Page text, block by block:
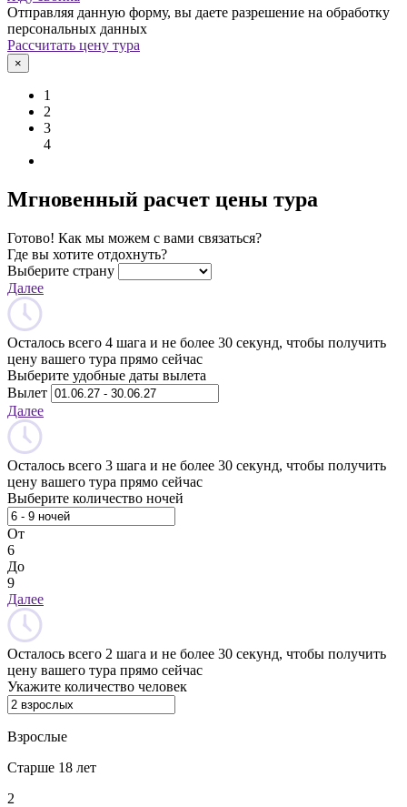
Отправляя данную форму, вы даете разрешение на обработку
персональных данных
Рассчитать цену тура
×
1
2
3
4
Мгновенный расчет цены тура
Готово! Как мы можем с вами связаться?
Где вы хотите отдохнуть?
Выберите страну
Далее
Осталось всего 4 шага и не более 30 секунд, чтобы получить
цену вашего тура прямо сейчас
Выберите удобные даты вылета
Вылет
Далее
Осталось всего 3 шага и не более 30 секунд, чтобы получить
цену вашего тура прямо сейчас
Выберите количество ночей
От
6
До
9
Далее
Осталось всего 2 шага и не более 30 секунд, чтобы получить
цену вашего тура прямо сейчас
Укажите количество человек
Взрослые
Старше 18 лет
2